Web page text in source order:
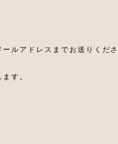
ルアドレスまでお送りくださ
す。